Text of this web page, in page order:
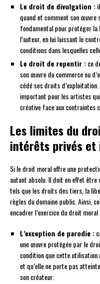
Le droit de divulgation :
quand et comment son œuvre
fondamental pour protéger la
l’auteur, en lui laissant le
conditions dans lesquelles
Le droit de repentir :ce
son œuvre du commerce ou
cédé ses droits
important pour les artistes
créative face aux contraintes
Les limites du
intérêts privés
Si le droit moral offre une
autant absolu. Il doit en effet
tels que les droits des tiers, la
règles du domaine public. Ainsi,
encadrer l’exercice du droit moral
L’exception de parodie :
une œuvre protégée par le
condition que cette
et qu’elle ne porte pas
son créateur.